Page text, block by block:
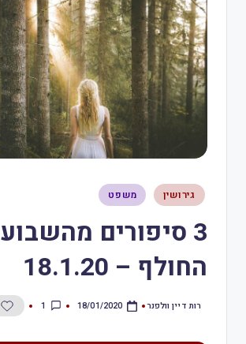
גירושין משפט
3 סיפורים מהשבוע
החולף – 18.1.20
רות דיין וולפנר 18/01/2020
1